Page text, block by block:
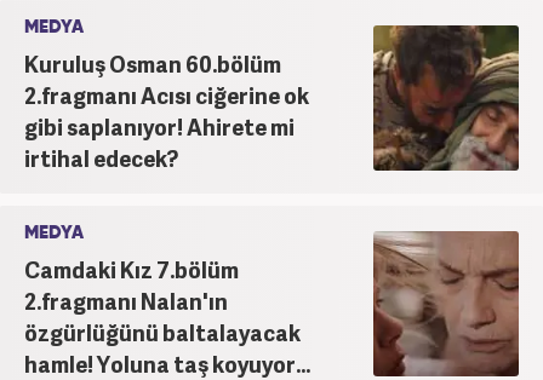
MEDYA
Kuruluş Osman 60.bölüm
2.fragmanı Acısı ciğerine ok
gibi saplanıyor! Ahirete mi
irtihal edecek?
MEDYA
Camdaki Kız 7.bölüm
2.fragmanı Nalan'ın
özgürlüğünü baltalayacak
hamle! Yoluna taş koyuyor...